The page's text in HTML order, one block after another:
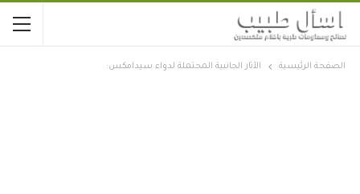
الصفحة الرئيسية الآثار الجانبية المحتملة لدواء سيدامكس: